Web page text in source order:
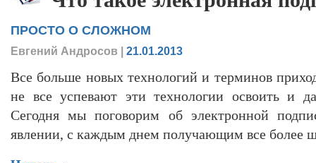
ПРОСТО О СЛОЖНОМ
Евгений Андросов | 21.01.2013
Все больше новых технологий и терминов
не все успевают эти технологии освоить и
Сегодня мы поговорим об электронной
явлении, с каждым днем получающим все более